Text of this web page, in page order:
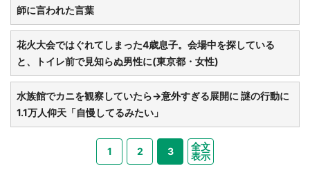
師に言われた言葉
花火大会ではぐれてしまった4歳息子。会場中を探している
と、トイレ前で見知らぬ男性に(東京都・女性)
水族館でカニを観察していたら→意外すぎる展開に 謎の行動に
1.1万人仰天「自慢してるみたい」
1 2 3
全文
表示